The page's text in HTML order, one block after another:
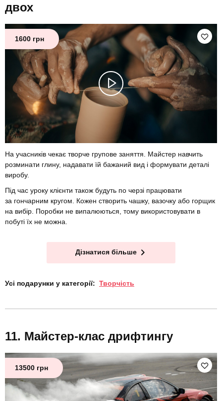
двох
1600 грн
На учасників чекає творче групове заняття. Майстер навчить
розминати глину, надавати їй бажаний вид і формувати деталі
виробу.
Під час уроку клієнти також будуть по черзі працювати
за гончарним кругом. Кожен створить чашку, вазочку або горщик
на вибір. Поробки не випалюються, тому використовувати в
побуті їх не можна.
Дізнатися більше
Усі подарунки у категорії: Творчість
Майстер-клас дрифтингу
13500 грн